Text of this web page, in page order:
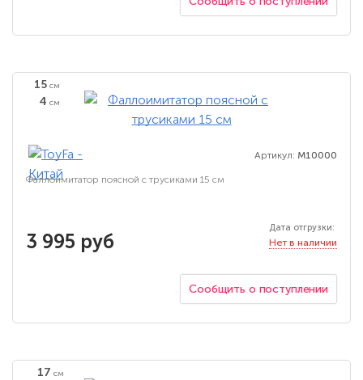
15 см
4 см
Артикул: M10000
Фаллоимитатор поясной с трусиками 15 см
3 995 руб
Дата отгрузки:
Нет в наличии
Сообщить о поступлении
17 см